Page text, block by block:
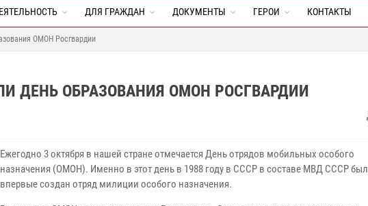
ДЛЯ ГРАЖДАН ДОКУМЕНТЫ ГЕРОИ КОНТАКТЫ
ОМОН Росгвардии
ДЕНЬ ОБРАЗОВАНИЯ ОМОН РОСГВАРДИИ
Ежегодно 3 октября в нашей стране отмечается День отрядов мобильных особого
назначения (ОМОН). Именно в этот день в 1988 году в СССР в составе МВД СССР был
впервые создан отряд милиции особого назначения.